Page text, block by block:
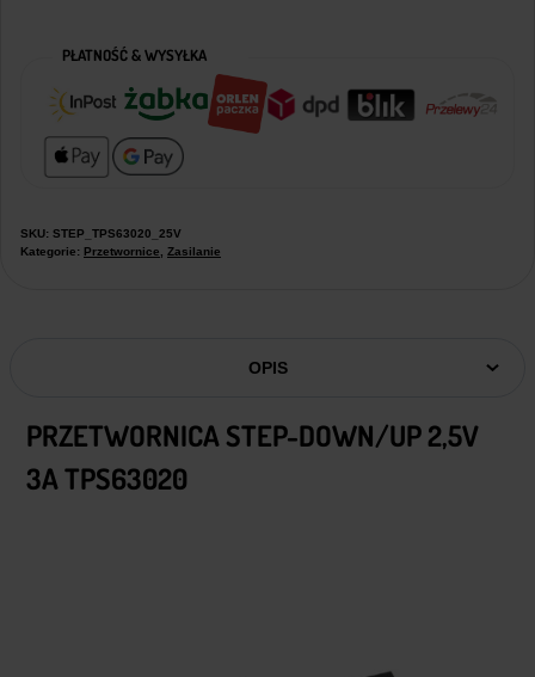
PŁATNOŚĆ & WYSYŁKA
SKU: STEP_TPS63020_25V
Kategorie: Przetwornice Zasilanie
OPIS
PRZETWORNICA STEP-DOWN/UP 2,5V
3A TPS63020